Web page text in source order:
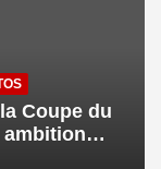
Coupe du
ambition